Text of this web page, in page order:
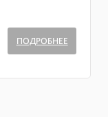
ПОДРОБНЕЕ